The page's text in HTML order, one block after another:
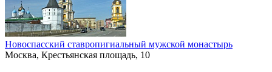
Новоспасский ставропигиальный мужской монастырь
Москва, Крестьянская площадь, 10